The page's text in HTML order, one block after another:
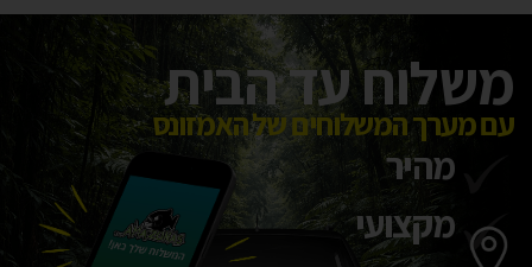
משלוח עד הבית
עם מערך המשלוחים של האמזונס
מהיר
מקצועי